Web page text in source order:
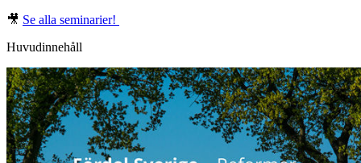
🎥 Se alla seminarier!
Huvudinnehåll